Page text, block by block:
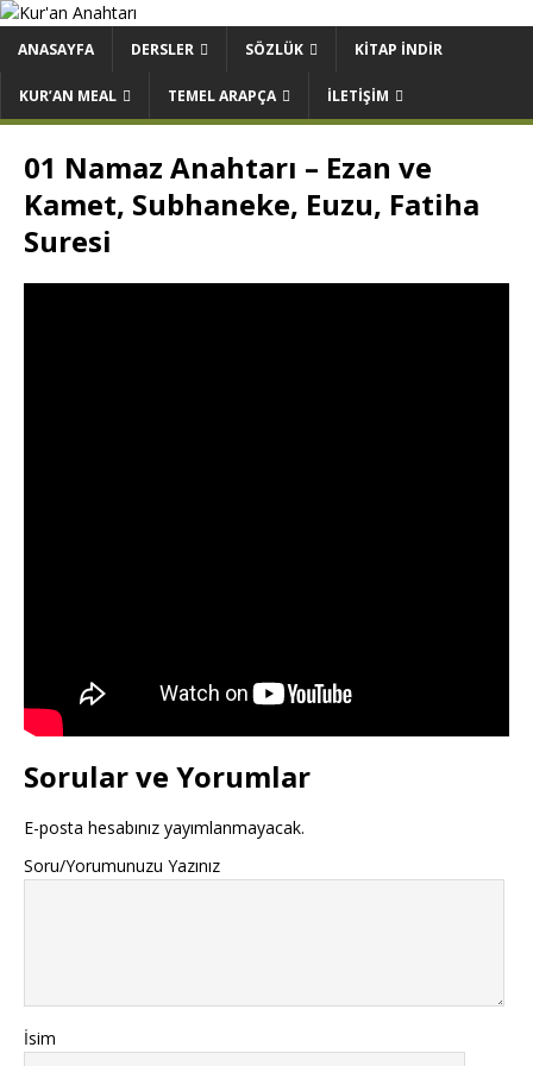
ANASAYFA DERSLER SÖZLÜK KITAP İNDIR
KUR’AN MEAL TEMEL ARAPÇA İLETIŞIM
01 Namaz Anahtarı – Ezan ve
Kamet, Subhaneke, Euzu, Fatiha
Suresi
Sorular ve Yorumlar
E-posta hesabınız yayımlanmayacak.
Soru/Yorumunuzu Yazınız
İsim